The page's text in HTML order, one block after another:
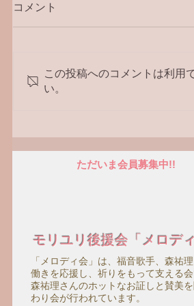
コメント
この投稿へのコメントは利用
い。
ただいま会員募集中!!
モリユリ後援会「メロデ
「メロディ会」は、福音歌手、森祐
働きを応援し、祈りをもって支える
森祐理さんのホットなお証しと賛美
わり会が行われています。